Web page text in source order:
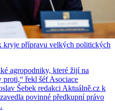
kryje přípravu velkých politických
agropodniky, které žijí na
proti,“ řekl šéf Asociace
Šebek redakci Aktuálně.cz k
povinné předkupní právo